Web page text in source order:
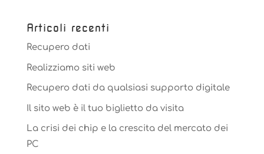
Articoli recenti
Recupero dati
Realizziamo siti web
Recupero dati da qualsiasi supporto digitale
Il sito web è il tuo biglietto da visita
La crisi dei chip e la crescita del mercato dei
PC